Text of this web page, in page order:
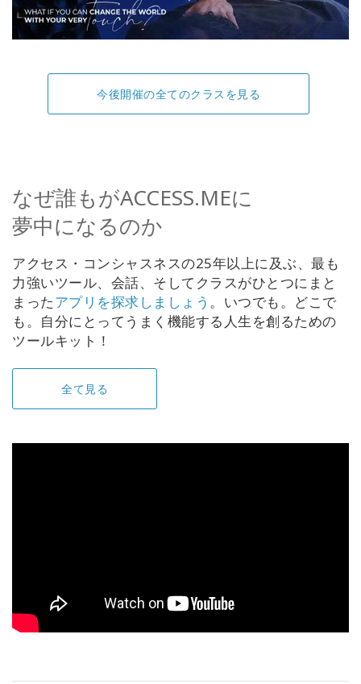
今後開催の全てのクラスを見る
なぜ誰もがACCESS.MEに
夢中になるのか
アクセス・コンシャスネスの25年以上に及ぶ、最も
力強いツール、会話、そしてクラスがひとつにまと
まったアプリを探求しましょう 。いつでも。どこで
も。自分にとってうまく機能する人生を創るための
ツールキット！
全て見る